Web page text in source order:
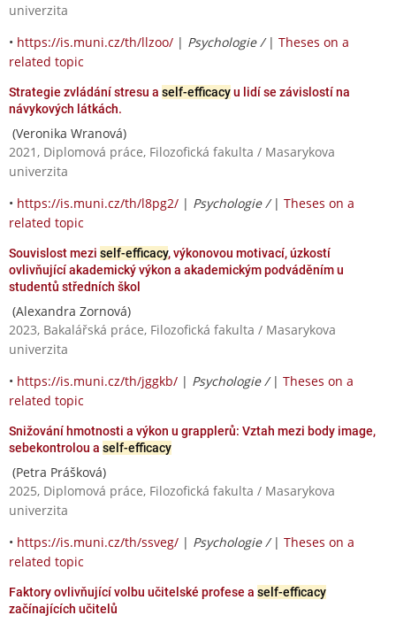
univerzita
• https://is.muni.cz/th/llzoo/ | Psychologie / | Theses on a
related topic
Strategie zvládání stresu a self-efficacyu lidí se závislostí na
návykových látkách.
(Veronika Wranová)
2021, Diplomová práce, Filozofická fakulta / Masarykova
univerzita
• https://is.muni.cz/th/l8pg2/ | Psychologie / | Theses on a
related topic
Souvislost mezi self-efficacy, výkonovou motivací, úzkostí
ovlivňující akademický výkon a akademickým podváděním u
studentů středních škol
(Alexandra Zornová)
2023, Bakalářská práce, Filozofická fakulta / Masarykova
univerzita
• https://is.muni.cz/th/jggkb/ | Psychologie / | Theses on a
related topic
Snižování hmotnosti a výkon u grapplerů: Vztah mezi body image,
sebekontrolou a self-efficacy
(Petra Prášková)
2025, Diplomová práce, Filozofická fakulta / Masarykova
univerzita
• https://is.muni.cz/th/ssveg/ | Psychologie / | Theses on a
related topic
Faktory ovlivňující volbu učitelské profese a self-efficacy
začínajících učitelů